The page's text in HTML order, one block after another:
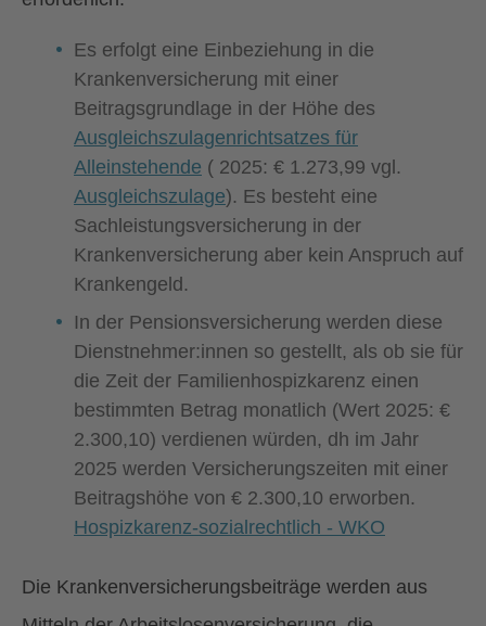
Es erfolgt eine Einbeziehung in die
Krankenversicherung mit einer
Beitragsgrundlage in der Höhe des
Ausgleichszulagenrichtsatzes für
Alleinstehende ( 2025: € 1.273,99 vgl.
Ausgleichszulage). Es besteht eine
Sachleistungsversicherung in der
Krankenversicherung aber kein Anspruch auf
Krankengeld.
In der Pensionsversicherung werden diese
Dienstnehmer:innen so gestellt, als ob sie für
die Zeit der Familienhospizkarenz einen
bestimmten Betrag monatlich (Wert 2025: €
2.300,10) verdienen würden, dh im Jahr
2025 werden Versicherungszeiten mit einer
Beitragshöhe von € 2.300,10 erworben.
Hospizkarenz-sozialrechtlich - WKO
Die Krankenversicherungsbeiträge werden aus